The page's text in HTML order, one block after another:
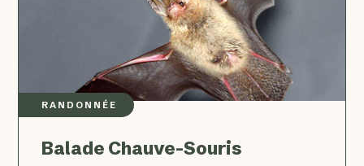
RANDONNÉE
Balade Chauve-Souris